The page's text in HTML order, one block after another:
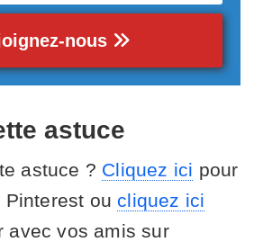
nous
astuce
astuce ? Cliquez ici pour
ou cliquez ici
avec vos amis sur